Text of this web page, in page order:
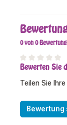
0 von 0
Bewerten Sie
Teilen Sie
Bewertung